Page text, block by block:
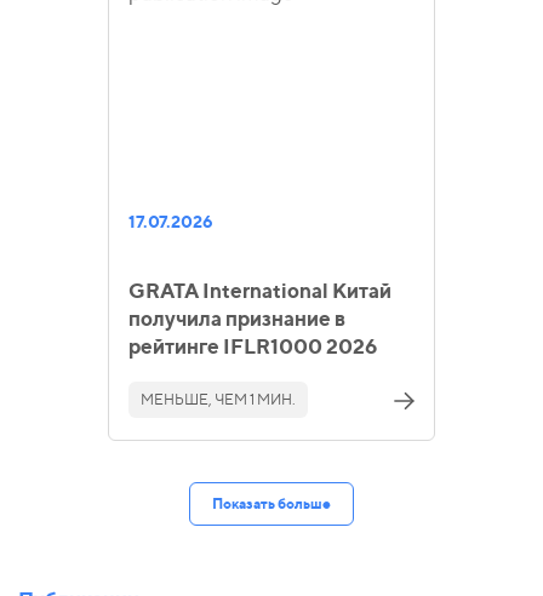
17.07.2026
GRATA International Китай
получила признание в
рейтинге IFLR1000 2026
МЕНЬШЕ, ЧЕМ 1 МИН.
Показать больше